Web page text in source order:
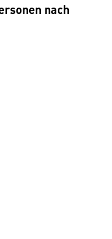
nach